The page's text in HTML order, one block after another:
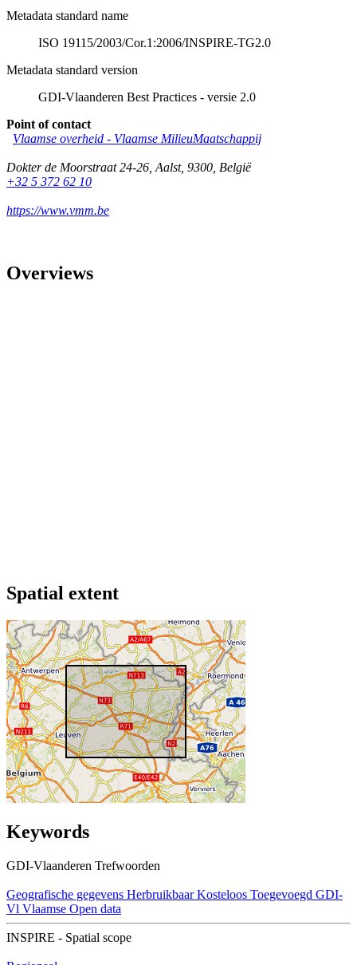
Metadata standard name
ISO 19115/2003/Cor.1:2006/INSPIRE-TG2.0
Metadata standard version
GDI-Vlaanderen Best Practices - versie 2.0
Point of contact
Vlaamse overheid - Vlaamse MilieuMaatschappij
Dokter de Moorstraat 24-26 Aalst, 9300 België
+32 5 372 62 10
https://www.vmm.be
Overviews
Spatial extent
Keywords
GDI-Vlaanderen Trefwoorden
Geografische gegevens Herbruikbaar Kosteloos Toegevoegd GDI-
Vl Vlaamse Open data
INSPIRE - Spatial scope